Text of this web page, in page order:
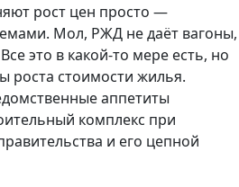
рост цен просто —
Мол, РЖД не даёт вагоны,
это в какой-то мере есть, но
роста стоимости жилья.
аппетиты
комплекс при
и его цепной